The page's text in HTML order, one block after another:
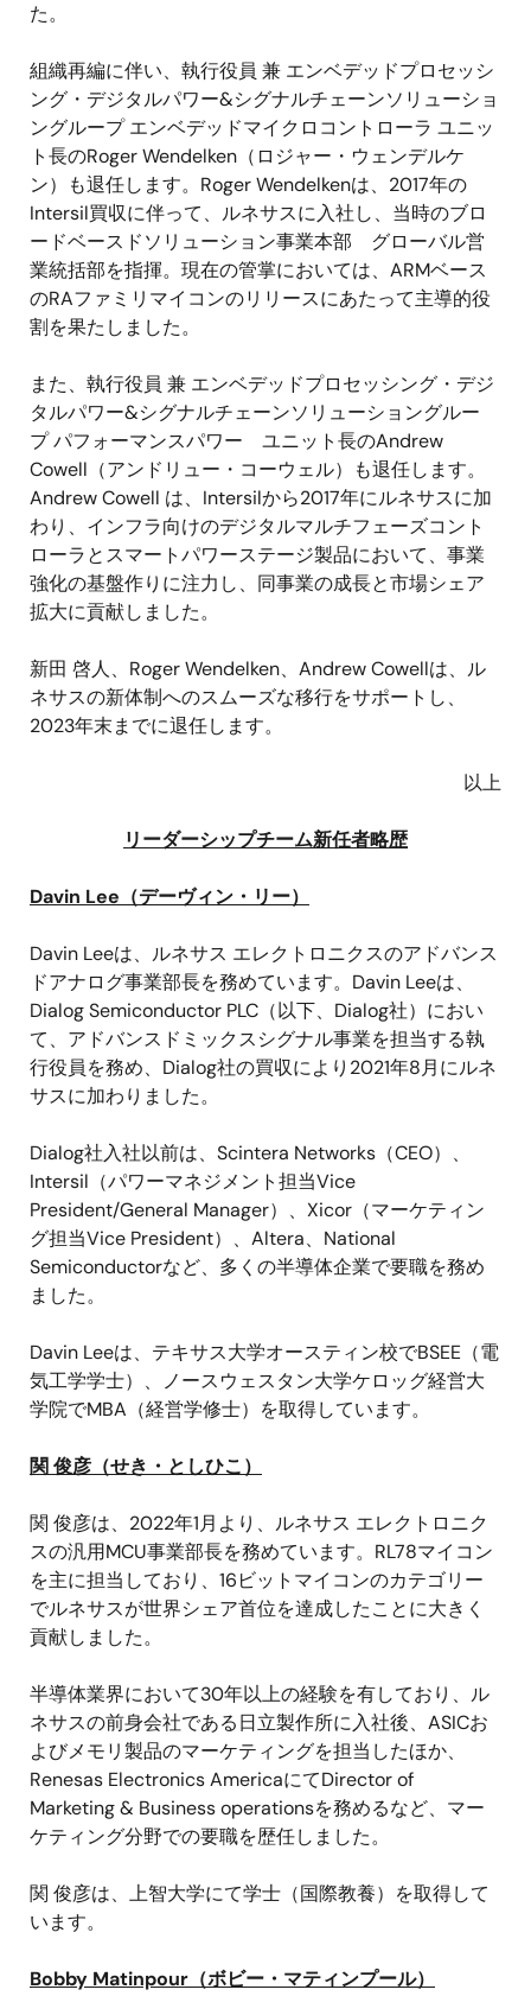
た。
組織再編に伴い、執行役員 兼 エンベデッドプロセッシ
ング・デジタルパワー&シグナルチェーンソリューショ
ングループ エンベデッドマイクロコントローラ ユニッ
ト長のRoger Wendelken （ロジャー・ウェンデルケ
ン）も退任します。 Roger Wendelkenは、 2017年の
Intersil買収に伴って、ルネサスに入社し、当時のブロ
ードベースドソリューション事業本部 グローバル営
業統括部を指揮。現在の管掌においては、 ARMベース
のRAファミリマイコンのリリースにあたって主導的役
割を果たしました。
また、執行役員 兼 エンベデッドプロセッシング・デジ
タルパワー&シグナルチェーンソリューショングルー
プ パフォーマンスパワー ユニット長のAndrew
Cowell （アンドリュー・コーウェル）も退任します。
Andrew Cowell は、 Intersilから2017年にルネサスに加
わり、インフラ向けのデジタルマルチフェーズコント
ローラとスマートパワーステージ製品において、事業
強化の基盤作りに注力し、同事業の成長と市場シェア
拡大に貢献しました。
新田 啓人、 Roger Wendelken、 Andrew Cowellは、ル
ネサスの新体制へのスムーズな移行をサポートし、
2023年末までに退任します。
以上
リーダーシップチーム新任者略歴
Davin Lee （デーヴィン・リー）
Davin Leeは、ルネサス エレクトロニクスのアドバンス
ドアナログ事業部長を務めています。 Davin Leeは、
Dialog Semiconductor PLC （以下、 Dialog社）におい
て、アドバンスドミックスシグナル事業を担当する執
行役員を務め、 Dialog社の買収により 2021年8月にルネ
サスに加わりました。
Dialog社入社以前は、 Scintera Networks （CEO）、
Intersil （パワーマネジメント担当Vice
President/General Manager）、 Xicor （マーケティン
グ担当Vice President）、 Altera、 National
Semiconductorなど、多くの半導体企業で要職を務め
ました。
Davin Leeは、テキサス大学オースティン校でBSEE （電
気工学学士）、ノースウェスタン大学ケロッグ経営大
学院でMBA （経営学修士）を取得しています。
関 俊彦（せき・としひこ）
関 俊彦は、 2022年1月より、ルネサス エレクトロニク
スの汎用MCU事業部長を務めています。 RL78マイコン
を主に担当しており、 16ビットマイコンのカテゴリー
でルネサスが世界シェア首位を達成したことに大きく
貢献しました。
半導体業界において30年以上の経験を有しており、ル
ネサスの前身会社である日立製作所に入社後、 ASICお
よびメモリ製品のマーケティングを担当したほか、
Renesas Electronics AmericaにてDirector of
Marketing & Business operationsを務めるなど、マー
ケティング分野での要職を歴任しました。
関 俊彦は、上智大学にて学士（国際教養）を取得して
います。
Bobby Matinpour （ボビー・マティンプール）